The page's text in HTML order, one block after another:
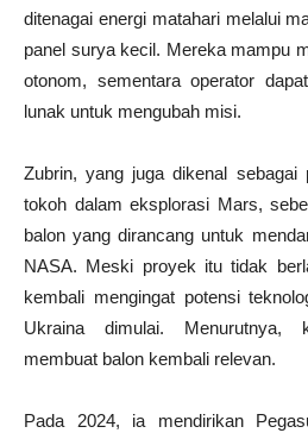
ditenagai energi matahari melalui
panel surya kecil. Mereka mampu
otonom, sementara operator
lunak untuk mengubah misi.
Zubrin, yang juga dikenal
tokoh dalam eksplorasi Mars,
balon yang dirancang untuk
NASA. Meski proyek itu tidak
kembali mengingat potensi
Ukraina dimulai. Menurutnya,
membuat balon kembali relevan.
Pada 2024, ia mendirikan